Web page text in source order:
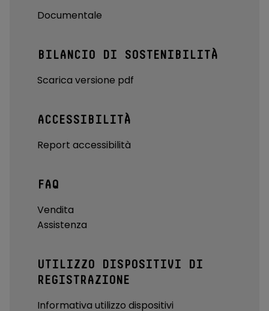
Documentale
BILANCIO DI SOSTENIBILITÀ
Scarica versione pdf
ACCESSIBILITÀ
Report accessibilità
FAQ
Vendita
Assistenza
UTILIZZO DISPOSITIVI DI
REGISTRAZIONE
Informativa utilizzo dispositivi